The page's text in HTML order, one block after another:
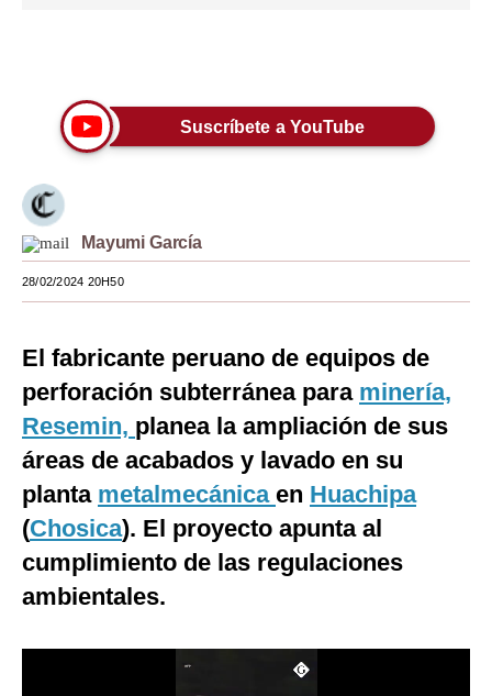
Tendencias
Lujo
Viajes
Mundo
EEUU
España
Internacional
Tecnología
Suscríbete a YouTube
Mayumi García
28/02/2024 20H50
El fabricante peruano de equipos de
perforación subterránea para minería,
Resemin, planea la ampliación de sus
áreas de acabados y lavado en su
planta metalmecánica en Huachipa
(Chosica). El proyecto apunta al
cumplimiento de las regulaciones
ambientales.